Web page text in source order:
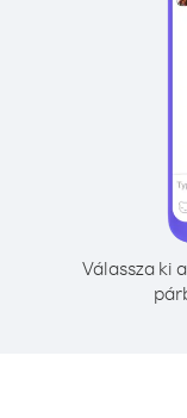
Válassza ki